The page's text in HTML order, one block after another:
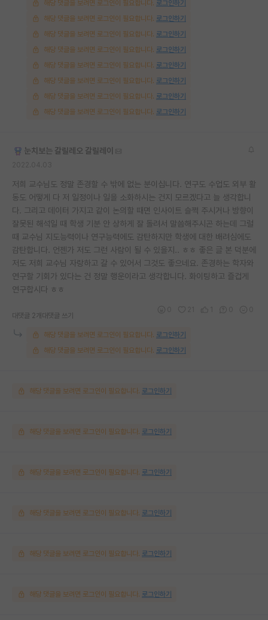
해당 댓글을 보려면 로그인이 필요합니다. 로그인하기
해당 댓글을 보려면 로그인이 필요합니다. 로그인하기
해당 댓글을 보려면 로그인이 필요합니다. 로그인하기
해당 댓글을 보려면 로그인이 필요합니다. 로그인하기
해당 댓글을 보려면 로그인이 필요합니다. 로그인하기
해당 댓글을 보려면 로그인이 필요합니다. 로그인하기
해당 댓글을 보려면 로그인이 필요합니다. 로그인하기
해당 댓글을 보려면 로그인이 필요합니다. 로그인하기
눈치보는 갈릴레오 갈릴레이
저희 교수님도 정말 존경할 수 밖에 없는 분이십니다. 연구도 수업도 외부 활
동도 어떻게 다 저 일정이나 일을 소화하시는 건지 모르겠다고 늘 생각합니
다. 그리고 데이터 가지고 같이 논의할 때면 인사이트 슬쩍 주시거나 방향이
잘못된 해석일 때 학생 기분 안 상하게 잘 돌려서 말씀해주시곤 하는데 그럴
때 교수님 지도능력이나 연구능력에도 감탄하지만 학생에 대한 배려심에도
감탄합니다. 언젠가 저도 그런 사람이 될 수 있을지.. ㅎㅎ 좋은 글 본 덕분에
저도 저희 교수님 자랑하고 갈 수 있어서 그것도 좋으네요. 존경하는 학자와
연구할 기회가 있다는 건 정말 행운이라고 생각합니다. 화이팅하고 즐겁게
연구합시다 ㅎㅎ
대댓글 2개 대댓글 쓰기
해당 댓글을 보려면 로그인이 필요합니다. 로그인하기
해당 댓글을 보려면 로그인이 필요합니다. 로그인하기
해당 댓글을 보려면 로그인이 필요합니다. 로그인하기
해당 댓글을 보려면 로그인이 필요합니다. 로그인하기
해당 댓글을 보려면 로그인이 필요합니다. 로그인하기
해당 댓글을 보려면 로그인이 필요합니다. 로그인하기
해당 댓글을 보려면 로그인이 필요합니다. 로그인하기
해당 댓글을 보려면 로그인이 필요합니다. 로그인하기